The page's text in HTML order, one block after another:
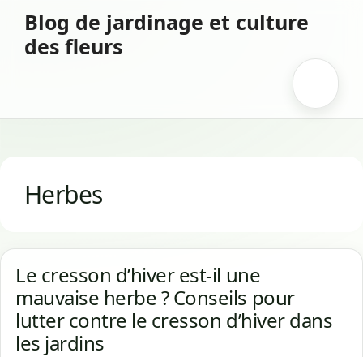
contenu
Blog de jardinage et culture
des fleurs
Herbes
Le cresson d’hiver est-il une
mauvaise herbe ? Conseils pour
lutter contre le cresson d’hiver dans
les jardins